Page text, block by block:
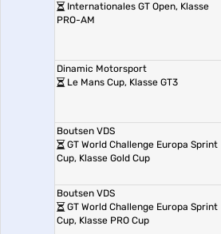
Internationales GT Open, Klasse
PRO-AM
Dinamic Motorsport
Le Mans Cup, Klasse GT3
Boutsen VDS
GT World Challenge Europa Sprint
Cup, Klasse Gold Cup
Boutsen VDS
GT World Challenge Europa Sprint
Cup, Klasse PRO Cup